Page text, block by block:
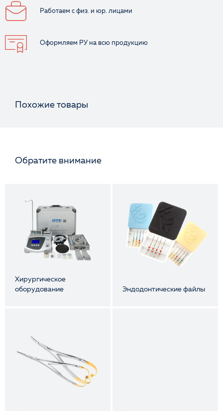
Работаем с физ. и юр. лицами
Оформляем РУ на всю продукцию
Похожие товары
Обратите внимание
Хирургическое
оборудование
Эндодонтические файлы